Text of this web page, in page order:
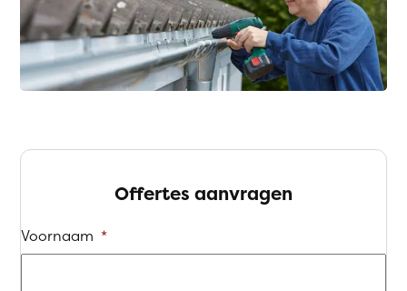
Offertes aanvragen
Voornaam *